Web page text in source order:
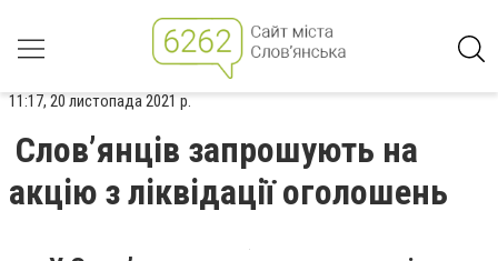
11:17, 20 листопада 2021 р.
Слов’янців запрошують на
акцію з ліквідації оголошень